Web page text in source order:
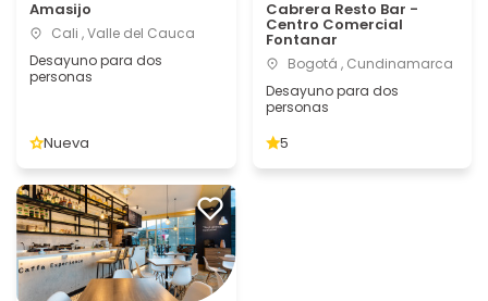
Amasijo
Cali , Valle del Cauca
Desayuno para dos
personas
Nueva
Cabrera Resto Bar -
Centro Comercial
Fontanar
Bogotá , Cundinamarca
Desayuno para dos
personas
5